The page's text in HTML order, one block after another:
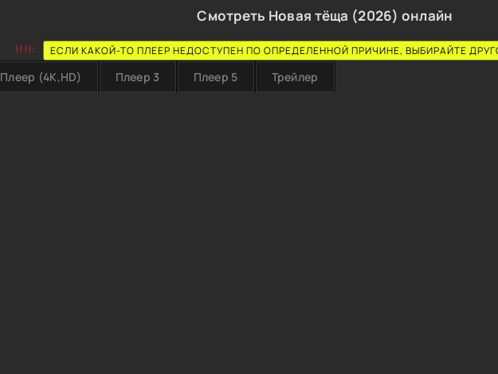
Смотреть Новая тёща (2026) онлайн
!!!!: ЕСЛИ КАКОЙ-ТО ПЛЕЕР НЕДОСТУПЕН ПО ОПРЕДЕЛЕННОЙ ПРИЧИНЕ, ВЫБИРАЙТЕ
Плеер (4K,HD) Плеер 3 Плеер 5 Трейлер